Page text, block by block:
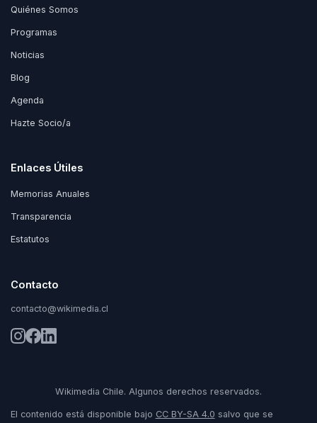
Quiénes Somos
Programas
Noticias
Blog
Agenda
Hazte Socio/a
Enlaces Útiles
Memorias Anuales
Transparencia
Estatutos
Contacto
contacto@wikimedia.cl
Wikimedia Chile. Algunos derechos reservados.
El contenido está disponible bajo CC BY-SA 4.0 salvo que se